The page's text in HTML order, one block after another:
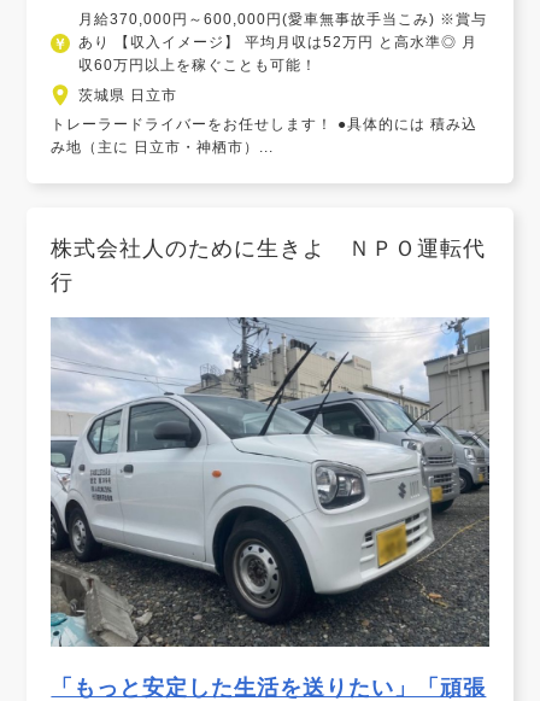
月給370,000円～600,000円(愛車無事故手当こみ) ※賞与
あり 【収入イメージ】 平均月収は52万円 と高水準◎ 月
収60万円以上を稼ぐことも可能！
茨城県 日立市
トレーラードライバーをお任せします！ ●具体的には 積み込
み地（主に 日立市・神栖市）...
株式会社人のために生きよ ＮＰＯ運転代
行
「もっと安定した生活を送りたい」「頑張